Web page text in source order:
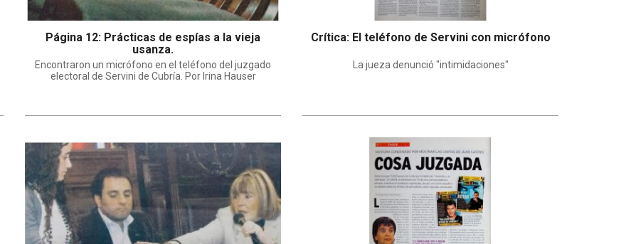
Página 12: Prácticas de espías a la vieja
usanza.
Encontraron un micrófono en el teléfono del juzgado
electoral de Servini de Cubría. Por Irina Hauser
Crítica: El teléfono de Servini con micrófono
La jueza denunció "intimidaciones"